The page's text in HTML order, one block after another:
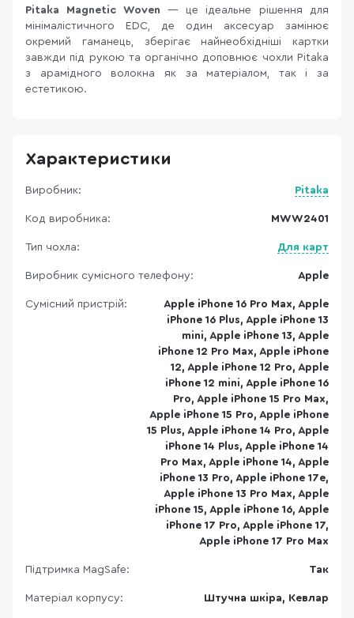
Pitaka Magnetic Woven — це ідеальне рішення для
мінімалістичного EDC, де один аксесуар замінює
окремий гаманець, зберігає найнеобхідніші картки
завжди під рукою та органічно доповнює чохли Pitaka
з арамідного волокна як за матеріалом, так і за
естетикою.
Характеристики
Виробник: Pitaka
Код виробника: MWW2401
Тип чохла: Для карт
Виробник сумісного телефону: Apple
Сумісний пристрій:
Apple iPhone 16 Pro Max, Apple
iPhone 16 Plus, Apple iPhone 13
mini, Apple iPhone 13, Apple
iPhone 12 Pro Max, Apple iPhone
12, Apple iPhone 12 Pro, Apple
iPhone 12 mini, Apple iPhone 16
Pro, Apple iPhone 15 Pro Max,
Apple iPhone 15 Pro, Apple iPhone
15 Plus, Apple iPhone 14 Pro, Apple
iPhone 14 Plus, Apple iPhone 14
Pro Max, Apple iPhone 14, Apple
iPhone 13 Pro, Apple iPhone 17e,
Apple iPhone 13 Pro Max, Apple
iPhone 15, Apple iPhone 16, Apple
iPhone 17 Pro, Apple iPhone 17,
Apple iPhone 17 Pro Max
Підтримка MagSafe: Так
Матеріал корпусу: Штучна шкіра, Кевлар